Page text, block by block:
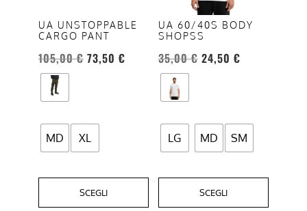
UA UNSTOPPABLE
CARGO PANT
105,00€ 73,50 €
MD XL
SCEGLI
opzioni
possono
essere
scelte
nella
del
prodotto
UA 60/40S BODY
SHOPSS
35,00€ 24,50 €
LG MD SM
SCEGLI
opzioni
possono
essere
scelte
nella
del
prodotto